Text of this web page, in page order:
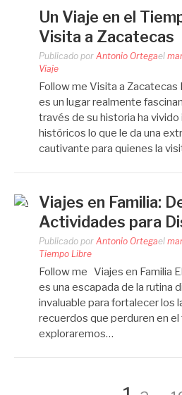
Un Viaje en el
Visita a Zacatecas
Publicado por Antonio Ortegael
Viaje
Follow me Visita a
es un lugar realmente
través de su historia ha
históricos lo que le da una
cautivante para quienes la
Viajes en Familia:
Actividades para
Publicado por Antonio Ortegael
Tiempo Libre
Follow me Viajes en Familia
es una escapada de la rutina
invaluable para fortalecer los
recuerdos que perduren en
exploraremos…